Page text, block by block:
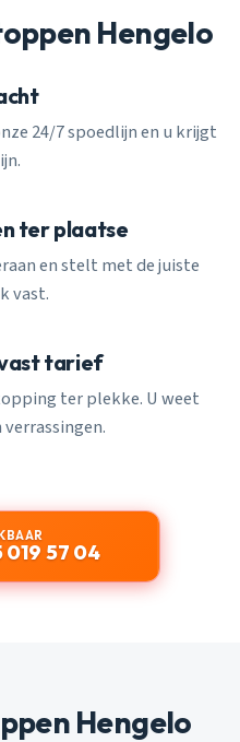
Hengelo
24/7 spoedlijn en u krijgt
ter plaatse
en stelt met de juiste
vast.
tarief
ter plekke. U weet
019 57 04
Hengelo